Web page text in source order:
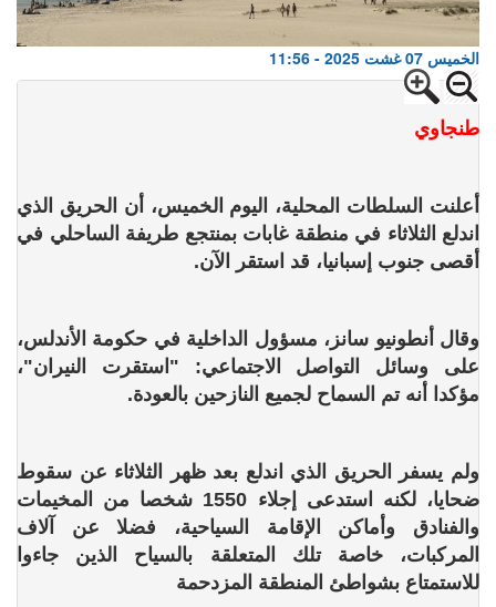
الخميس 07 غشت 2025 - 11:56
طنجاوي
أعلنت السلطات المحلية، اليوم الخميس، أن الحريق الذي
اندلع الثلاثاء في منطقة غابات بمنتجع طريفة الساحلي في
أقصى جنوب إسبانيا، قد استقر الآن.
وقال أنطونيو سانز، مسؤول الداخلية في حكومة الأندلس،
على وسائل التواصل الاجتماعي: "استقرت النيران"،
مؤكدا أنه تم السماح لجميع النازحين بالعودة.
ولم يسفر الحريق الذي اندلع بعد ظهر الثلاثاء عن سقوط
ضحايا، لكنه استدعى إجلاء 1550 شخصا من المخيمات
والفنادق وأماكن الإقامة السياحية، فضلا عن آلاف
المركبات، خاصة تلك المتعلقة بالسياح الذين جاءوا
للاستمتاع بشواطئ المنطقة المزدحمة